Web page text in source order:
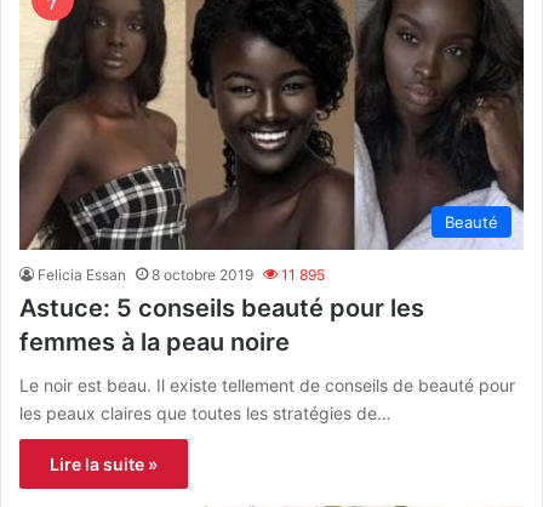
Beauté
Felicia Essan 8 octobre 2019 11 895
Astuce: 5 conseils beauté pour les
femmes à la peau noire
Le noir est beau. Il existe tellement de conseils de beauté pour
les peaux claires que toutes les stratégies de…
Lire la suite »